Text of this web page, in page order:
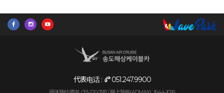
代表电话 : 051.247.9900